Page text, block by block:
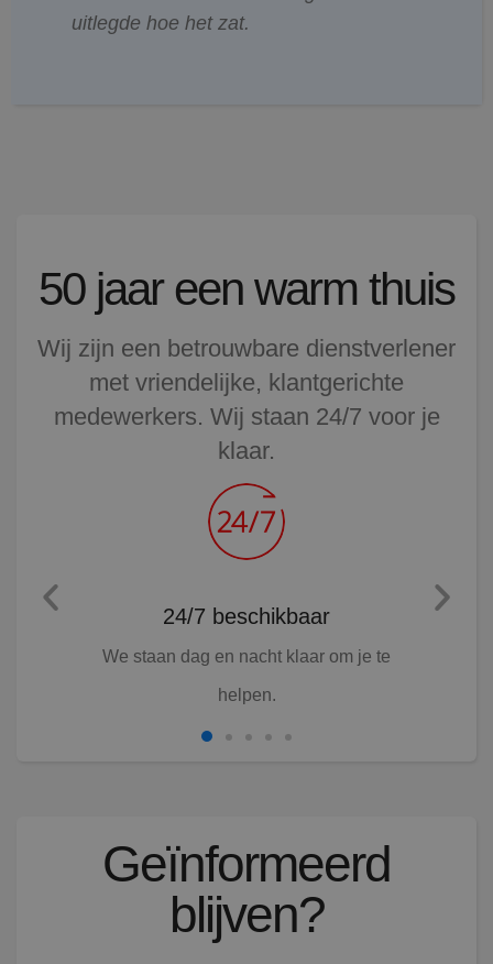
uitlegde hoe het zat.
50 jaar een warm thuis
Wij zijn een betrouwbare dienstverlener
met vriendelijke, klantgerichte
medewerkers. Wij staan 24/7 voor je
klaar.
24/7 beschikbaar
We staan dag en nacht klaar om je te
helpen.
Geïnformeerd
blijven?